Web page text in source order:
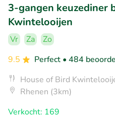
3-gangen keuzediner
Kwintelooijen
Vr Za
Zo
9.5
Perfect • 484
House of Bird
Rhenen (3km)
Verkocht: 169